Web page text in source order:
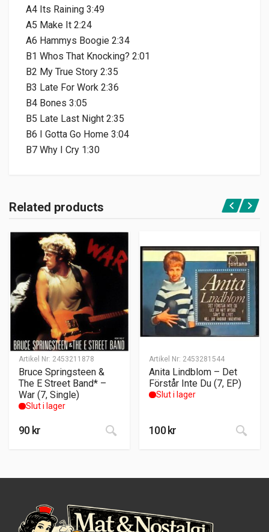
A4 Its Raining 3:49
A5 Make It 2:24
A6 Hammys Boogie 2:34
B1 Whos That Knocking? 2:01
B2 My True Story 2:35
B3 Late For Work 2:36
B4 Bones 3:05
B5 Late Last Night 2:35
B6 I Gotta Go Home 3:04
B7 Why I Cry 1:30
Related products
Artikel Nr: 2453211878
Bruce Springsteen &
The E Street Band* –
War (7, Single)
Slut i lager
90 kr
Artikel Nr: 2453281544
Anita Lindblom – Det
Förstår Inte Du (7, EP)
Slut i lager
100 kr